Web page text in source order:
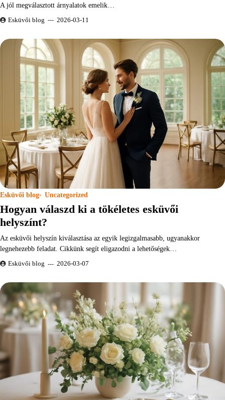
A jól megválasztott árnyalatok emelik…
Esküvői blog 2026-03-11
Esküvői blog Uncategorized
Hogyan válaszd ki a tökéletes esküvői
helyszínt?
Az esküvői helyszín kiválasztása az egyik legizgalmasabb, ugyanakkor
legnehezebb feladat. Cikkünk segít eligazodni a lehetőségek…
Esküvői blog 2026-03-07